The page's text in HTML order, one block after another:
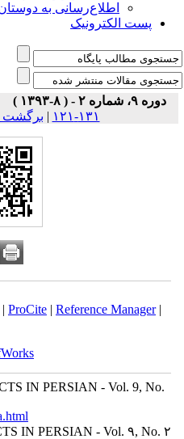
اطلاع‌رسانی به دوستان
پست الکترونیک
دوره ۹، شماره ۲ - ( ۸-۱۳۹۳ )
۱۳۱-۱۲۱
| برگشت
|ProCite|Reference Manager
IN PERSIAN - Vol. 9, No.